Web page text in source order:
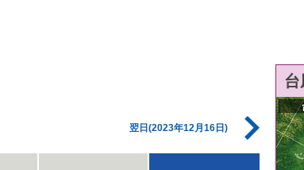
翌日(2023年12月16日)